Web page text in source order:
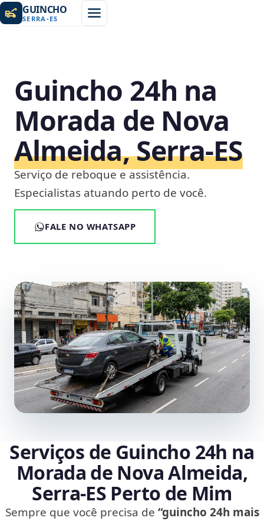
GUINCHO
SERRA -ES
Guincho 24h na
Morada de Nova
Almeida, Serra‑ES
Serviço de reboque e assistência.
Especialistas atuando perto de você.
FALE NO WHATSAPP
Serviços de Guincho 24h na
Morada de Nova Almeida,
Serra‑ES Perto de Mim
Sempre que você precisa de “guincho 24h mais